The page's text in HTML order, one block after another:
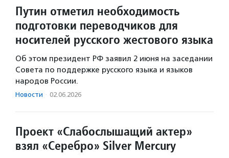
Путин отметил необходимость
подготовки переводчиков для
носителей русского жестового языка
Об этом президент РФ заявил 2 июня на заседании
Совета по поддержке русского языка и языков
народов России.
Новости · 02.06.2026
Проект «Слабослышащий актер»
взял «Серебро» Silver Mercury